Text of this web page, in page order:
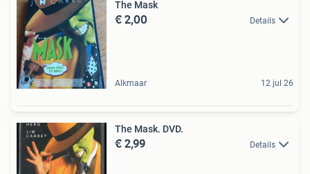
The Mask
€ 2,00 Details
Alkmaar 12 jul 26
The Mask. DVD.
€ 2,99 Details